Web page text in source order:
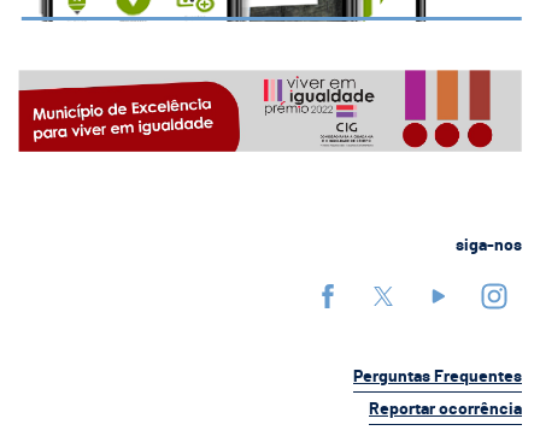
siga-nos
Perguntas Frequentes
Reportar ocorrência